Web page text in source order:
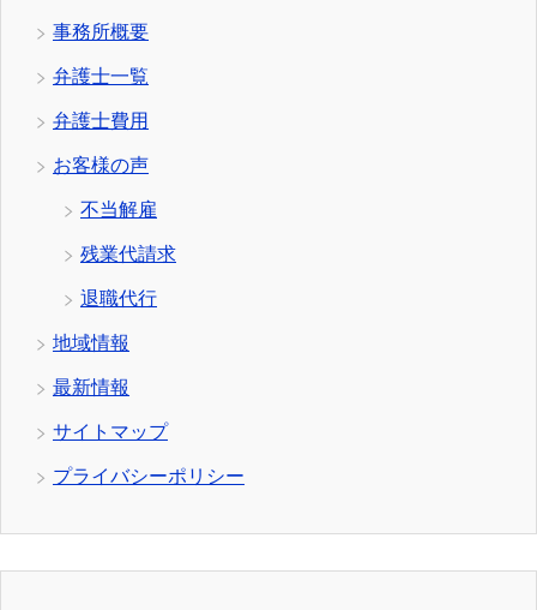
事務所概要
弁護士一覧
弁護士費用
お客様の声
不当解雇
残業代請求
退職代行
地域情報
最新情報
サイトマップ
プライバシーポリシー